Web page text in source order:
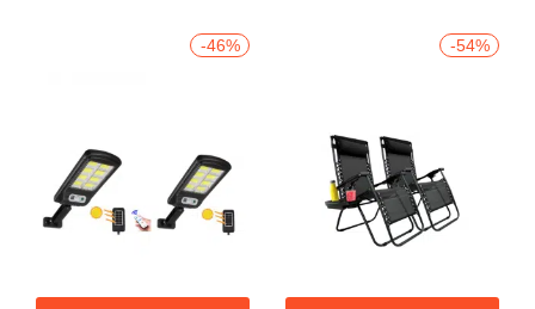
-46% -54%